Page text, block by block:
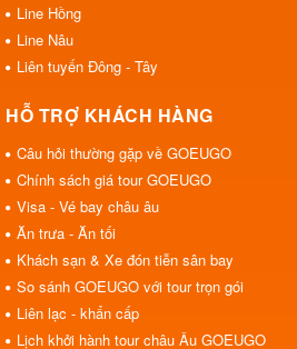
Line Hồng
Line Nâu
Liên tuyến Đông - Tây
HỖ TRỢ KHÁCH HÀNG
Câu hỏi thường gặp về GOEUGO
Chính sách giá tour GOEUGO
Visa - Vé bay châu âu
Ăn trưa - Ăn tối
Khách sạn & Xe đón tiễn sân bay
So sánh GOEUGO với tour trọn gói
Liên lạc - khẩn cấp
Lịch khởi hành tour châu Âu GOEUGO